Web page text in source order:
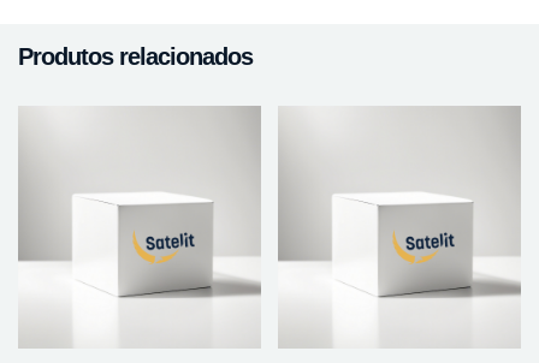
Produtos relacionados